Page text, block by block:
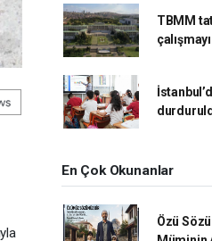
TBMM
En Çok Okunanlar
Özü